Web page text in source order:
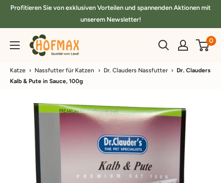
DirektProfitieren Sie von exklusiven Vorteilen und spannenden Aktionen mit
unserem Newsletter!
hofmax.de 0
Katze › Nassfutter für Katzen › Dr. Clauders Nassfutter › Dr. Clauders
Kalb & Pute in Sauce, 100g